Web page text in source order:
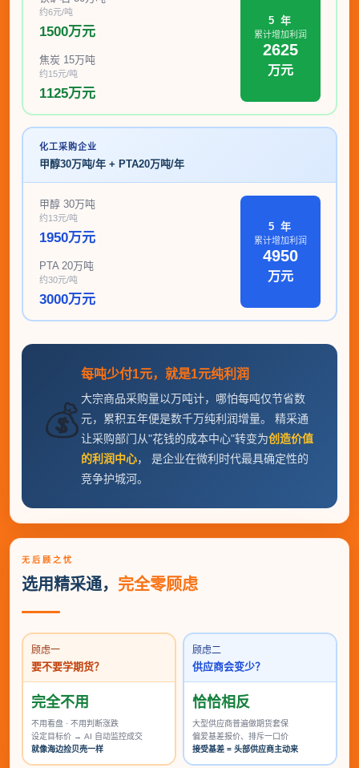
约6元/吨
1500万元
焦炭 15万吨
约15元/吨
1125万元
5 年
累计增加利润
2625
万元
化工采购企业
甲醇30万吨/年 + PTA20万吨/年
甲醇 30万吨
约13元/吨
1950万元
PTA 20万吨
约30元/吨
3000万元
5 年
累计增加利润
4950
万元
💰
每吨少付1元，就是1元纯利润
大宗商品采购量以万吨计，哪怕每吨仅节省数
元，累积五年便是数千万纯利润增量。 精采通
让采购部门从"花钱的成本中心"转变为创造价值
的利润中心， 是企业在微利时代最具确定性的
竞争护城河。
无后顾之忧
选用精采通， 完全零顾虑
顾虑一
要不要学期货？
完全不用
不用看盘 · 不用判断涨跌
设定目标价 → AI 自动监控成交
就像海边捡贝壳一样
顾虑二
供应商会变少？
恰恰相反
大型供应商普遍做期货套保
偏爱基差报价、排斥一口价
接受基差 = 头部供应商主动来